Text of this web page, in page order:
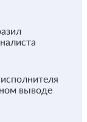
выводе